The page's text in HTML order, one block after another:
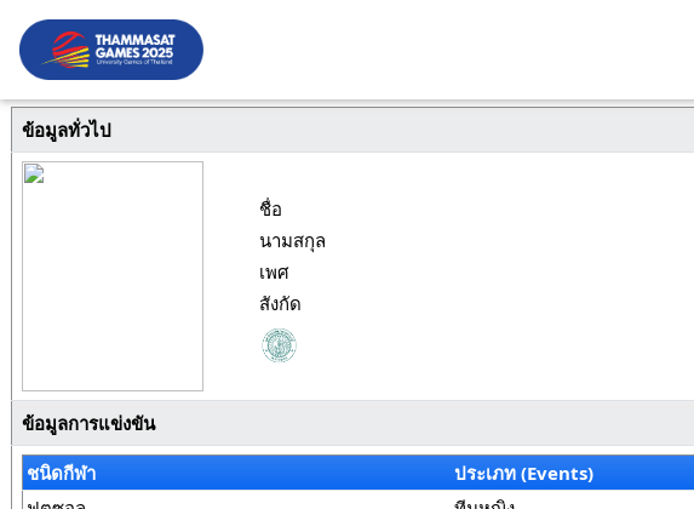
ข้อมูลทั่วไป
ชื่อ
นามสกุล
เพศ
สังกัด
ข้อมูลการแข่งขัน
ชนิดกีฬา
ประเภท (Events)